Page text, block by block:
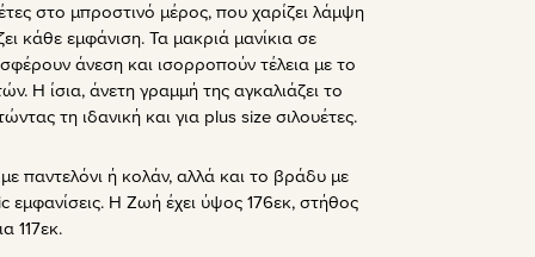
στο μπροστινό μέρος, που χαρίζει λάμψη
κάθε εμφάνιση. Τα μακριά μανίκια σε
άνεση και ισορροπούν τέλεια με το
Η ίσια, άνετη γραμμή της αγκαλιάζει το
τη ιδανική και για plus size σιλουέτες.
παντελόνι ή κολάν, αλλά και το βράδυ με
εμφανίσεις. Η Ζωή έχει ύψος 176εκ, στήθος
117εκ.